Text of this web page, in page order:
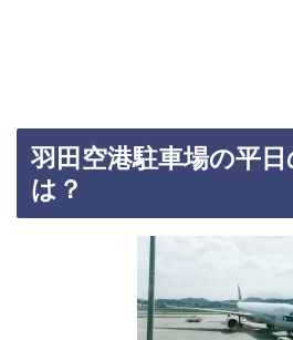
羽田空港駐車場の平
は？